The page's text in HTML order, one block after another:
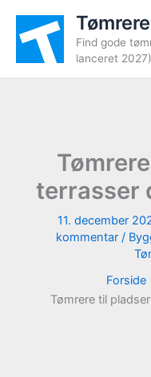
indholdet
Tømrere
Find gode
lanceret 2027)
terrasser
11. december
kommentar /
Forside
Tømrere til